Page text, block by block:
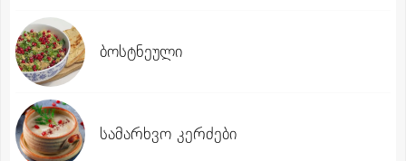
ბოსტნეული
სამარხვო კერძები